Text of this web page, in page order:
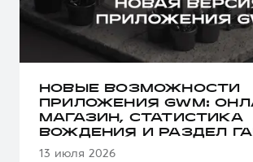
НОВЫЕ ВОЗМОЖНОСТИ
ПРИЛОЖЕНИЯ GWM:
МАГАЗИН, СТАТИСТИКА
ВОЖДЕНИЯ И РАЗДЕЛ
13 июля 2026